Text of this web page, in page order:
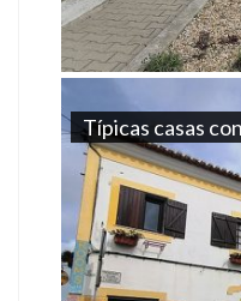
Típicas casas